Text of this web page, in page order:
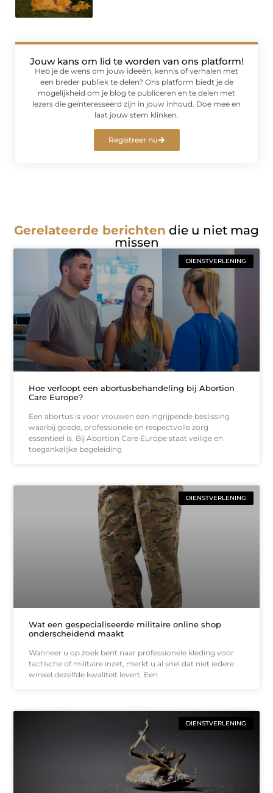
Jouw kans om lid te worden van ons platform!
Heb je de wens om jouw ideeën, kennis of verhalen met
een breder publiek te delen? Ons platform biedt je de
mogelijkheid om je blog te publiceren en te delen met
lezers die geïnteresseerd zijn in jouw inhoud. Doe mee en
laat jouw stem klinken.
Registreer nu
Gerelateerde berichten die u niet mag
missen
DIENSTVERLENING
Hoe verloopt een abortusbehandeling bij Abortion
Care Europe?
Een abortus is voor vrouwen een ingrijpende beslissing
waarbij goede, professionele en respectvolle zorg
essentieel is. Bij Abortion Care Europe staat veilige en
toegankelijke begeleiding
DIENSTVERLENING
Wat een gespecialiseerde militaire online shop
onderscheidend maakt
Wanneer u op zoek bent naar professionele kleding voor
tactische of militaire inzet, merkt u al snel dat niet iedere
winkel dezelfde kwaliteit levert. Een
DIENSTVERLENING